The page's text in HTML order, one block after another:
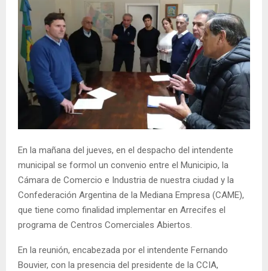
En la mañana del jueves, en el despacho del intendente
municipal se formol un convenio entre el Municipio, la
Cámara de Comercio e Industria de nuestra ciudad y la
Confederación Argentina de la Mediana Empresa (CAME),
que tiene como finalidad implementar en Arrecifes el
programa de Centros Comerciales Abiertos.
En la reunión, encabezada por el intendente Fernando
Bouvier, con la presencia del presidente de la CCIA,